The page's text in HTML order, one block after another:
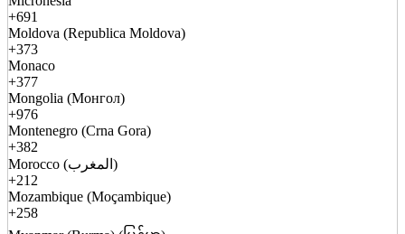
+691
Moldova (Republica Moldova)
+373
Monaco
+377
Mongolia (Монгол)
+976
Montenegro (Crna Gora)
+382
Morocco (المغرب)
+212
Mozambique (Moçambique)
+258